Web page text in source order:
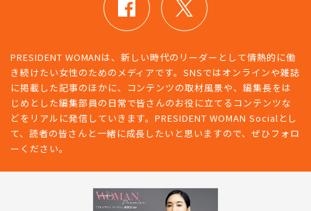
PRESIDENT WOMANは、新しい時代のリーダーとして情熱的に働
き続けたい女性のためのメディアです。SNSではオンラインや雑誌
に掲載した記事のほかに、コンテンツの取材風景や、編集長をは
じめとした編集部員の日常で皆さんのお役に立てるコンテンツな
どをリアルに発信していきます。PRESIDENT WOMAN Socialとし
て、読者の皆さんと一緒に成長したいと思いますので、ぜひフォロ
ーください。